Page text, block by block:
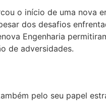
o início de uma nova
dos desafios
Engenharia
de adversidades.
pelo seu papel